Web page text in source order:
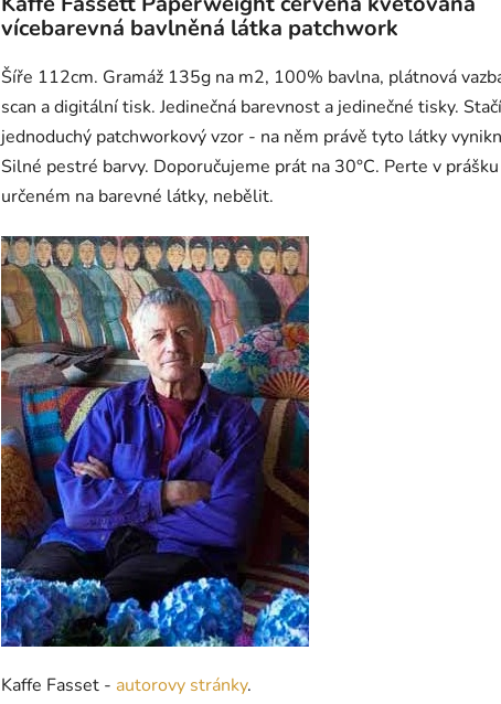
vícebarevná bavlněná látka patchwork
Šíře 112cm. Gramáž 135g na m2, 100% bavlna, plátnová
scan a digitální tisk. Jedinečná barevnost a jedinečné tisky. Stačí
jednoduchý patchworkový vzor - na něm právě tyto látky
Silné pestré barvy. Doporučujeme prát na 30°C. Perte v prášku
určeném na barevné látky, nebělit.
Kaffe Fasset - autorovy stránky.